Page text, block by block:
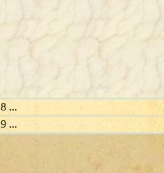
8 ...
9 ...